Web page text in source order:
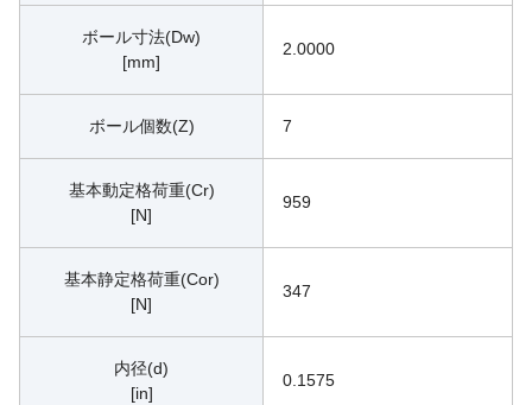
ボール寸法(Dw)
[mm]
2.0000
ボール個数(Z) 7
基本動定格荷重(Cr)
[N]
959
基本静定格荷重(Cor)
[N]
347
内径(d)
[in]
0.1575